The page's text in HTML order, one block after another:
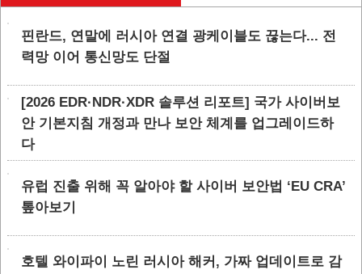
핀란드, 연말에 러시아 연결 광케이블도 끊는다... 전
력망 이어 통신망도 단절
[2026 EDR·NDR·XDR 솔루션 리포트] 국가 사이버보
안 기본지침 개정과 만나 보안 체계를 업그레이드하
다
유럽 진출 위해 꼭 알아야 할 사이버 보안법 ‘EU CRA’
톺아보기
호텔 와이파이 노린 러시아 해커, 가짜 업데이트로 감